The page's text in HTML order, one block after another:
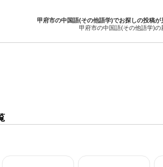
甲府市の中国語(その他語学)でお探しの投稿
甲府市の中国語(その他語学)